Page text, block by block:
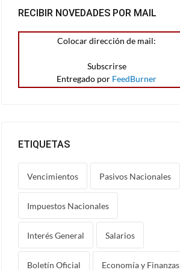
RECIBIR NOVEDADES POR MAIL
Colocar dirección de mail:
Entregado por FeedBurner
ETIQUETAS
Vencimientos Pasivos Nacionales
Impuestos Nacionales
Interés General Salarios
Boletín Oficial Economía y Finanzas